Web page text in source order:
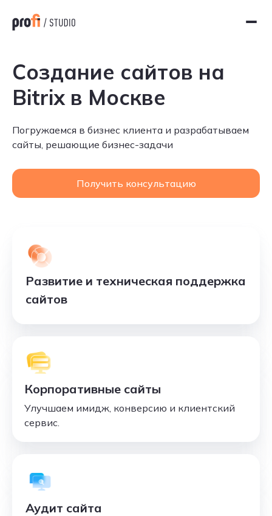
Создание сайтов на
Bitrix в Москве
Погружаемся в бизнес клиента и разрабатываем
сайты, решающие бизнес-задачи
Получить консультацию
Развитие и техническая поддержка
сайтов
Корпоративные сайты
Улучшаем имидж, конверсию и клиентский
сервис.
Аудит сайта